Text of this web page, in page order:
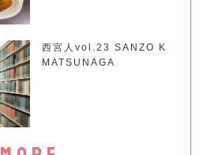
西宮人vol.23 SANZO K
MATSUNAGA